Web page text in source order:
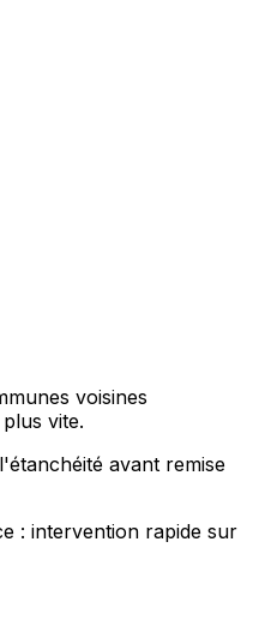
voisines
vite.
avant remise
: intervention rapide sur